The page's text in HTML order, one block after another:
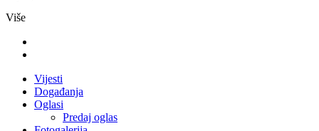
Više
Vijesti
Događanja
Oglasi
Predaj oglas